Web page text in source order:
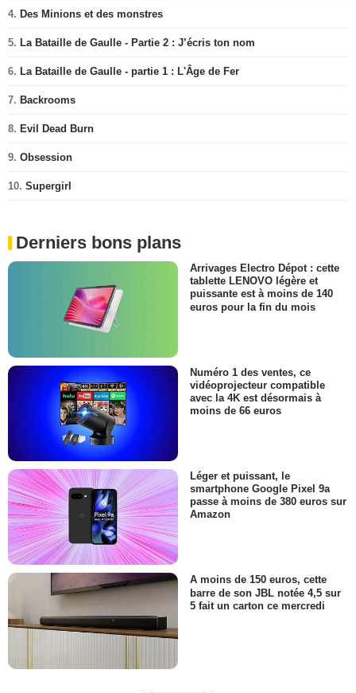
4. Des Minions et des monstres
5. La Bataille de Gaulle - Partie 2 : J’écris ton nom
6. La Bataille de Gaulle - partie 1 : L'Âge de Fer
7. Backrooms
8. Evil Dead Burn
9. Obsession
10. Supergirl
Derniers bons plans
Arrivages Electro Dépot : cette
tablette LENOVO légère et
puissante est à moins de 140
euros pour la fin du mois
Numéro 1 des ventes, ce
vidéoprojecteur compatible
avec la 4K est désormais à
moins de 66 euros
Léger et puissant, le
smartphone Google Pixel 9a
passe à moins de 380 euros sur
Amazon
A moins de 150 euros, cette
barre de son JBL notée 4,5 sur
5 fait un carton ce mercredi